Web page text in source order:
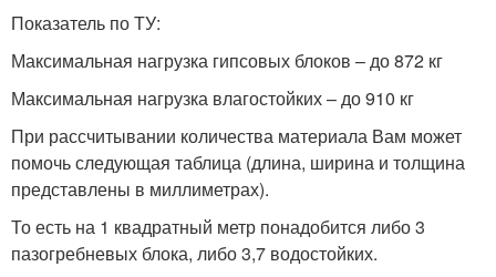
Показатель по ТУ:
Максимальная нагрузка гипсовых блоков – до 872 кг
Максимальная нагрузка влагостойких – до 910 кг
При рассчитывании количества материала Вам может
помочь следующая таблица (длина, ширина и толщина
представлены в миллиметрах).
То есть на 1 квадратный метр понадобится либо 3
пазогребневых блока, либо 3,7 водостойких.